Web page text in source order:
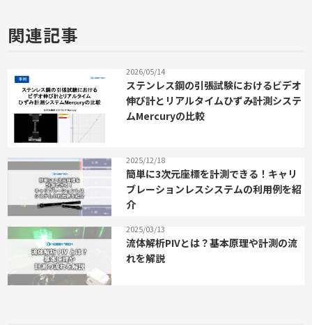
関連記事
2026/05/14
ステンレス鋼の引張試験におけるビデオ
伸び計とリアルタイムひずみ計測システ
ムMercuryの比較
2025/12/18
簡単に3次元座標を計測できる！キャリ
ブレーションレスシステムの利用例を紹
介
2025/03/13
流体解析PIVとは？基本原理や計測の流
れを解説